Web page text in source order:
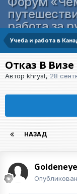
работа за
Учеба и работа в
Отказ В
Автор khryst, 28
НАЗАД
Goldeneye